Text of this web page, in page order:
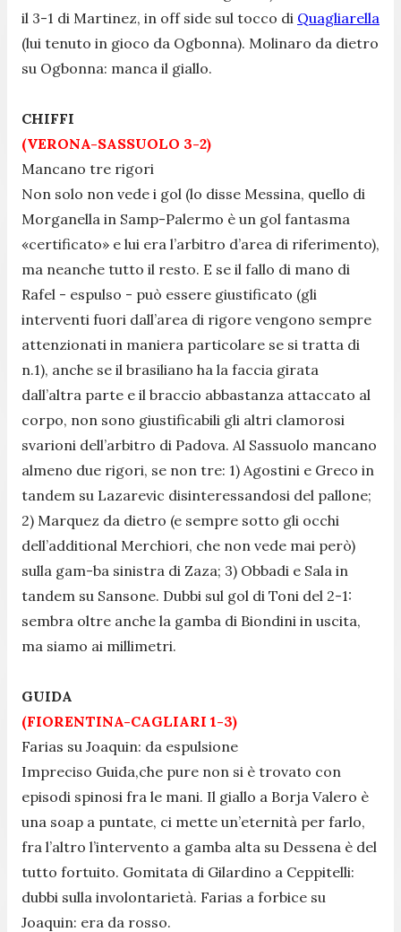
il 3-1 di Martinez, in off side sul tocco di Quagliarella
(lui tenuto in gioco da Ogbonna). Molinaro da dietro
su Ogbonna: manca il giallo.
CHIFFI
(VERONA-SASSUOLO 3-2)
Mancano tre rigori
Non solo non vede i gol (lo disse Messina, quello di
Morganella in Samp-Palermo è un gol fantasma
«certificato» e lui era l’arbitro d’area di riferimento),
ma neanche tutto il resto. E se il fallo di mano di
Rafel - espulso - può essere giustificato (gli
interventi fuori dall’area di rigore vengono sempre
attenzionati in maniera particolare se si tratta di
n.1), anche se il brasiliano ha la faccia girata
dall’altra parte e il braccio abbastanza attaccato al
corpo, non sono giustificabili gli altri clamorosi
svarioni dell’arbitro di Padova. Al Sassuolo mancano
almeno due rigori, se non tre: 1) Agostini e Greco in
tandem su Lazarevic disinteressandosi del pallone;
2) Marquez da dietro (e sempre sotto gli occhi
dell’additional Merchiori, che non vede mai però)
sulla gam-ba sinistra di Zaza; 3) Obbadi e Sala in
tandem su Sansone. Dubbi sul gol di Toni del 2-1:
sembra oltre anche la gamba di Biondini in uscita,
ma siamo ai millimetri.
GUIDA
(FIORENTINA-CAGLIARI 1-3)
Farias su Joaquin: da espulsione
Impreciso Guida,che pure non si è trovato con
episodi spinosi fra le mani. Il giallo a Borja Valero è
una soap a puntate, ci mette un’eternità per farlo,
fra l’altro l’intervento a gamba alta su Dessena è del
tutto fortuito. Gomitata di Gilardino a Ceppitelli:
dubbi sulla involontarietà. Farias a forbice su
Joaquin: era da rosso.